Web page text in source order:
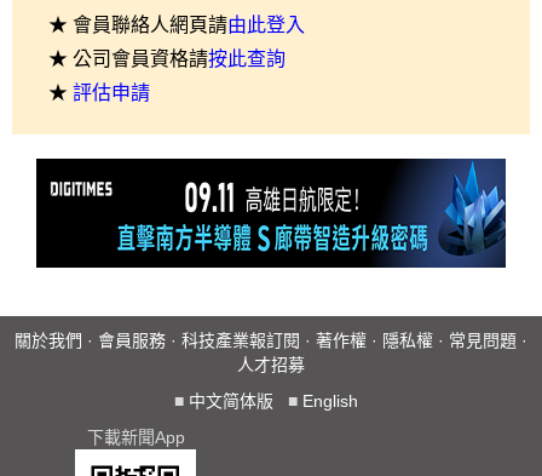
★ 會員聯絡人網頁請由此登入
★ 公司會員資格請按此查詢
★ 評估申請
關於我們 · 會員服務 · 科技產業報訂閱 · 著作權 · 隱私權 · 常見問題 ·
人才招募
■ 中文简体版 ■ English
下載新聞App